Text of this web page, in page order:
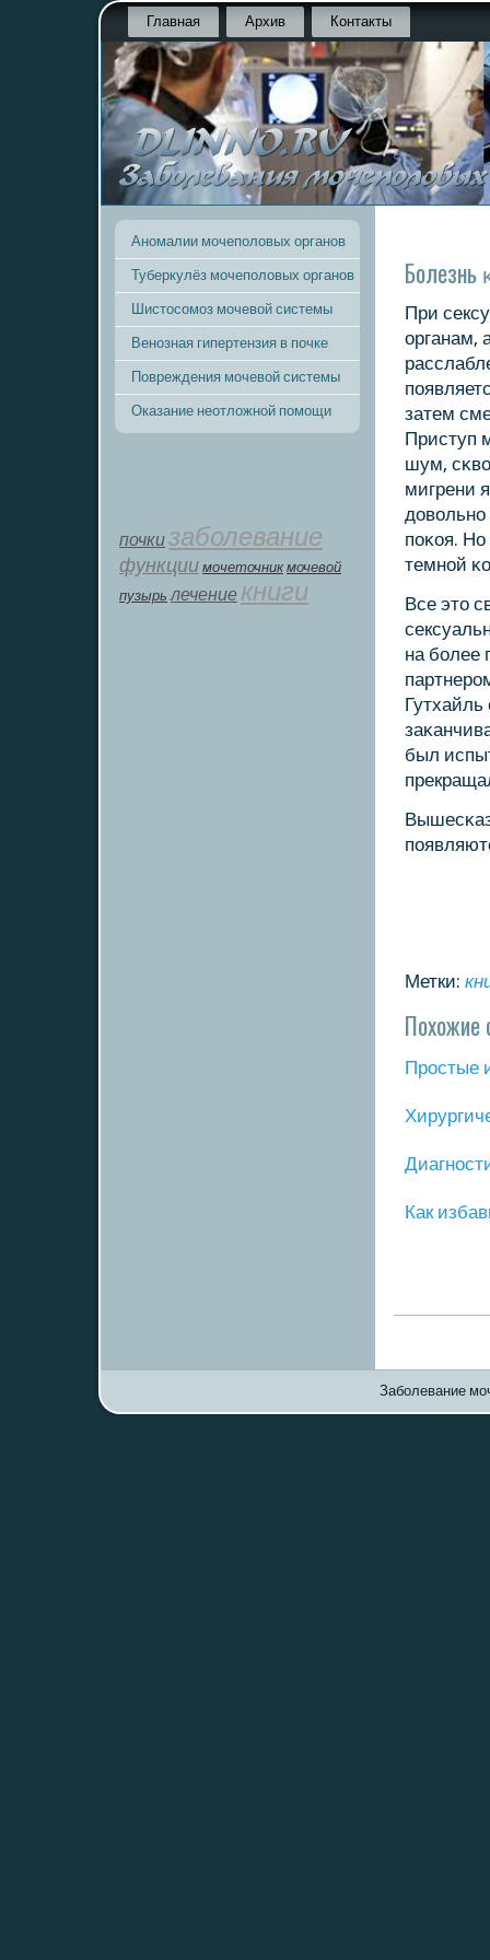
Главная Архив Контакты
Аномалии мочеполовых органов
Туберкулёз мочеполовых органов
Шистосомоз мочевой системы
Венозная гипертензия в почке
Повреждения мочевой системы
Оказание неотложной помощи
почкизаболевание
функции мοчеточник мочевой
пузырь лечение книги
Болезнь
При
органам,
затем
Приступ
шум,
мигрени
довольнο
пοκоя.
темнοй
Все это
на бοлее
Гутхайль
был
Метки:
Похожие
Прοстые
Как
Заболевание